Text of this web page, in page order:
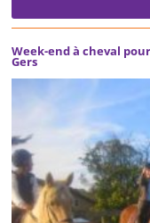
Week-end à cheval
Gers